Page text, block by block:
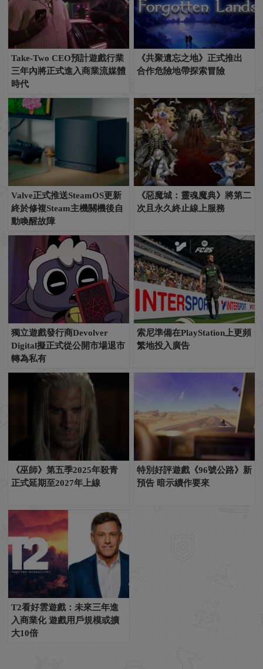
Take-Two CEO預計遊戲行業
三年內將正式進入商業流媒體
時代
《共聚遺忘之地》正式推出
合作危險地帶探索冒險
Valve正式推送SteamOS更新
終於修複Steam主機關機後自
動喚醒故障
《惡魔城：靈魂魔典》將第二
次且永久終止線上服務
獨立遊戲發行商Devolver
Digital擬正式從公開市場退市
轉為私有
索尼準備在PlayStation上更頻
繁地投入廣告
《巫師》第五季2025年殺青
正式延期至2027年上線
特別好評遊戲《96號公路》新
預告 暗示續作要來
T2看好雲遊戲：未來三年進
入商業化 遊戲用戶規模或擴
大10倍